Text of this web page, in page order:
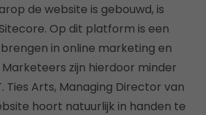
de website is gebouwd, is
Op dit platform is een
in online marketing en
zijn hierdoor minder
Ties Arts, Managing Director van
hoort natuurlijk in handen te